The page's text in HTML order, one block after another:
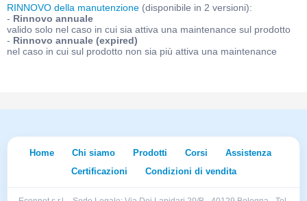
RINNOVO della manutenzione (disponibile in 2 versioni):
- Rinnovo annuale
valido solo nel caso in cui sia attiva una maintenance sul prodotto
- Rinnovo annuale (expired)
nel caso in cui sul prodotto non sia più attiva una maintenance
Home Chi siamo Prodotti Corsi
Assistenza
Certificazioni
Condizioni di vendita